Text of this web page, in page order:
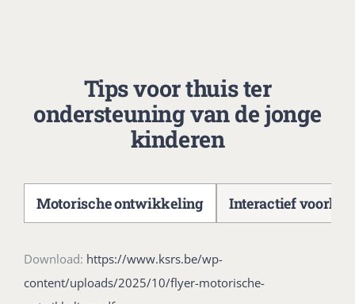
Tips voor thuis ter
ondersteuning van de jonge
kinderen
Motorische ontwikkeling Interactief
Download: https://www.ksrs.be/wp-
content/uploads/2025/10/flyer-motorische-